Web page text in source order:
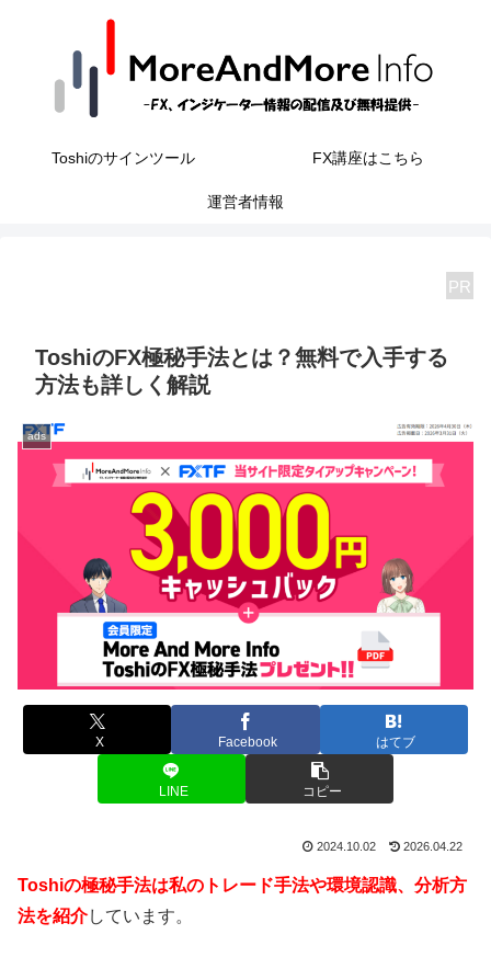
Toshiのサインツール FX講座はこちら
運営者情報
PR
ToshiのFX極秘手法とは？無料で入手する
方法も詳しく解説
ads
X Facebook はてブ
LINE コピー
2024.10.02 2026.04.22
Toshiの極秘手法は私のトレード手法や環境認識、分析方
法を紹介しています。